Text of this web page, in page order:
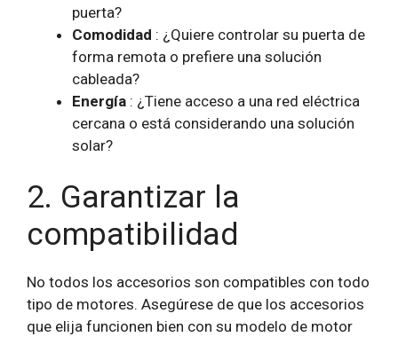
puerta?
Comodidad : ¿Quiere controlar su puerta de
forma remota o prefiere una solución
cableada?
Energía : ¿Tiene acceso a una red eléctrica
cercana o está considerando una solución
solar?
2. Garantizar la
compatibilidad
No todos los accesorios son compatibles con todo
tipo de motores. Asegúrese de que los accesorios
que elija funcionen bien con su modelo de motor